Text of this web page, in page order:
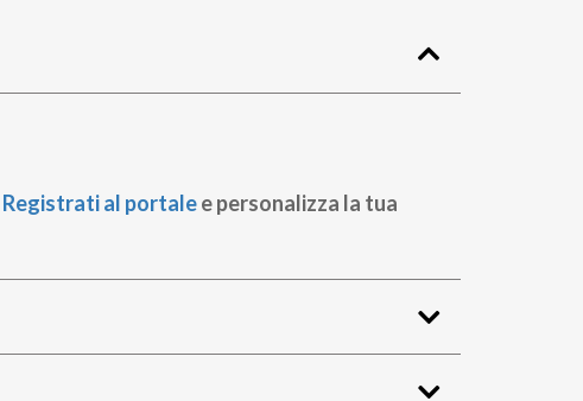
Registrati al portalee personalizza la tua